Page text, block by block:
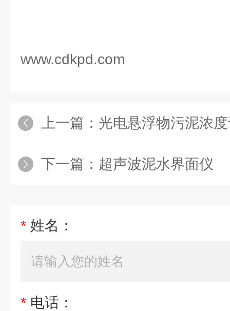
www.cdkpd.com
上一篇： 光电悬浮物污泥浓
下一篇： 超声波泥水界面仪
* 姓名：
* 电话：